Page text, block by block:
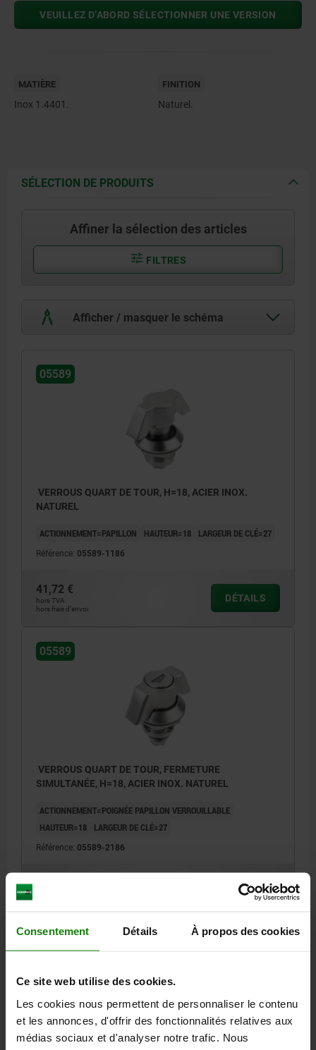
Consentement Détails À propos des cookies
Ce site web utilise des cookies.
Les cookies nous permettent de personnaliser le contenu
et les annonces, d'offrir des fonctionnalités relatives aux
médias sociaux et d'analyser notre trafic. Nous
VEUILLEZ D’ABORD SÉLECTIONNER UNE VERSION
MATIÈRE
Inox 1.4401.
FINITION
Naturel.
SÉLECTION DE PRODUITS
Affiner la sélection des articles
FILTRES
Afficher / masquer le schéma
05589
VERROUS QUART DE TOUR, H=18, ACIER INOX.
NATUREL
ACTIONNEMENT=PAPILLON HAUTEUR=18 LARGEUR DE CLÉ=27
Référence: 05589-1186
41,72 €
hors TVA
hors frais d’envoi
DÉTAILS
05589
VERROUS QUART DE TOUR, FERMETURE
SIMULTANÉE, H=18, ACIER INOX. NATUREL
ACTIONNEMENT=POIGNÉE PAPILLON VERROUILLABLE
HAUTEUR=18
LARGEUR DE CLÉ=27
Référence: 05589-2186
DÉTAILS
CAO
TÉLÉCHARGEMENTS